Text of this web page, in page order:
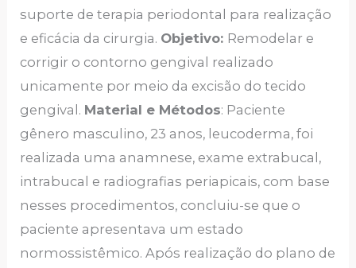
suporte de terapia periodontal para realização
e eficácia da cirurgia. Objetivo: Remodelar e
corrigir o contorno gengival realizado
unicamente por meio da excisão do tecido
gengival. Material e Métodos: Paciente
gênero masculino, 23 anos, leucoderma, foi
realizada uma anamnese, exame extrabucal,
intrabucal e radiografias periapicais, com base
nesses procedimentos, concluiu-se que o
paciente apresentava um estado
normossistêmico. Após realização do plano de